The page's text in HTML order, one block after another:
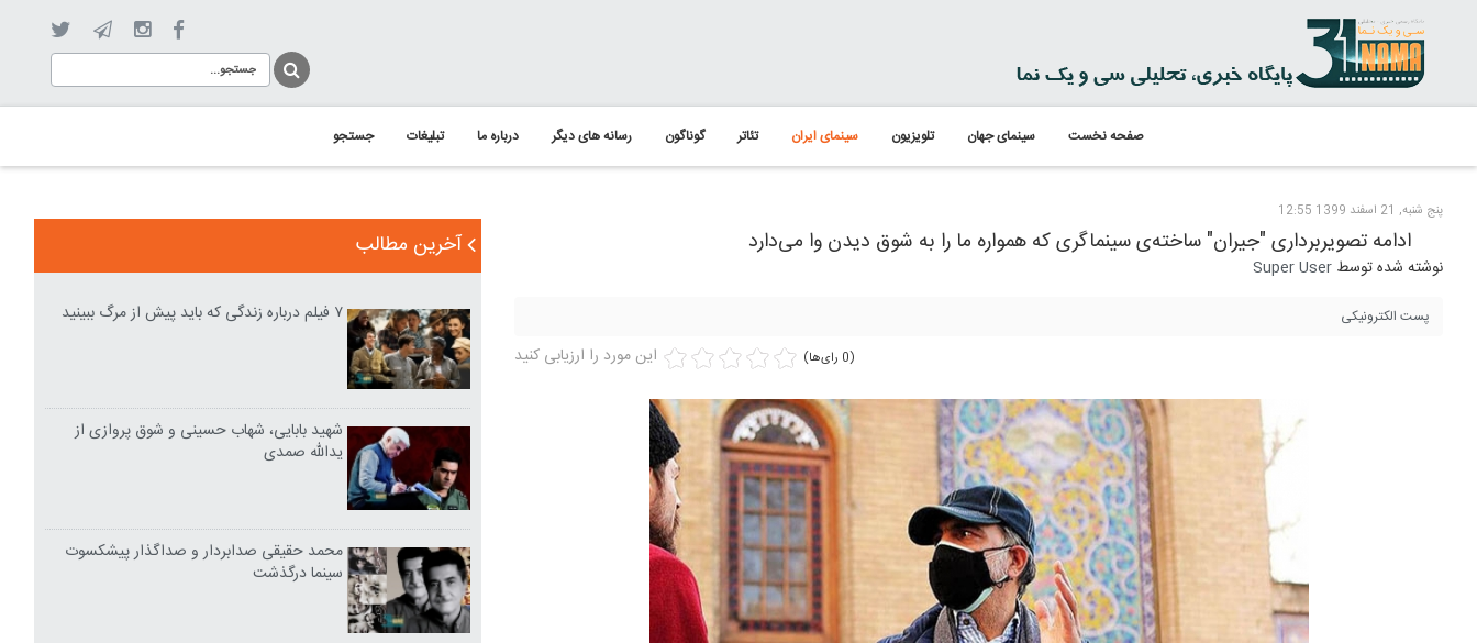
صفحه نخست سینمای جهان تلویزیون سینمای ایران تئاتر گوناگون رسانه های دیگر درباره ما تبلیغات جستجو
پنج شنبه, 21 اسفند 1399 12:55
ادامه تصویربرداری "جیران" ساخته‌ی سینماگری که همواره ما را به شوق دیدن وا می‌دارد
نوشته شده توسط Super User
پست الکترونیکی
این مورد را ارزیابی کنید (0 رای‌ها)
آخرین مطالب
۷ فیلم درباره زندگی که باید پیش از مرگ ببینید
شهید بابایی، شهاب حسینی و شوق پروازی از
یدالله صمدی
محمد حقیقی صدابردار و صداگذار پیشکسوت
سینما درگذشت